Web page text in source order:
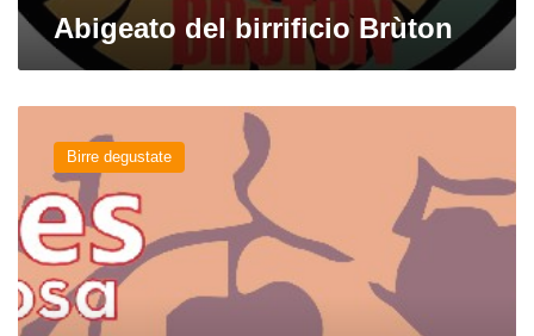
Abigeato del birrificio Brùton
birrificio
Brùton
Birre degustate